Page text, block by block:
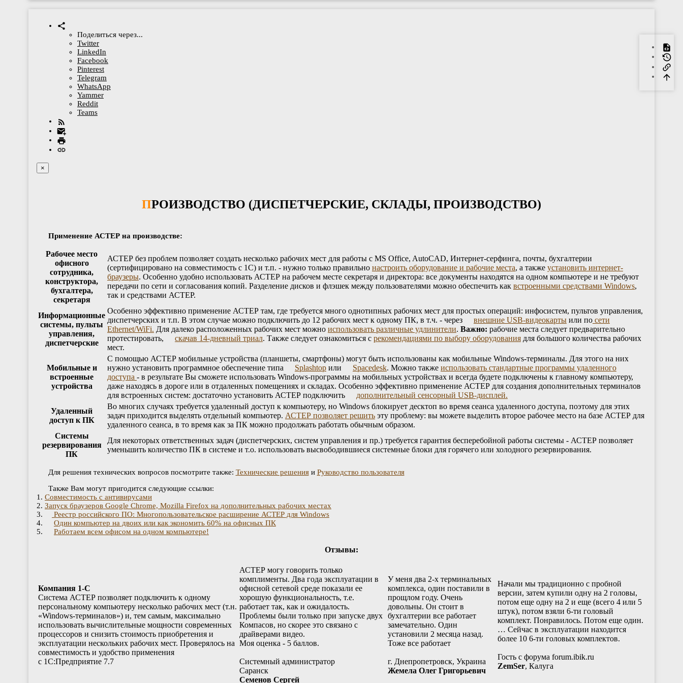
Поделиться через...
Twitter
LinkedIn
Facebook
Pinterest
Telegram
WhatsApp
Yammer
Reddit
Teams
×
ПРОИЗВОДСТВО (ДИСПЕТЧЕРСКИЕ, СКЛАДЫ, ПРОИЗВОДСТВО)
Применение АСТЕР на производстве:
Рабочее место
офисного
сотрудника,
конструктора,
бухгалтера,
секретаря
АСТЕР без проблем позволяет создать несколько рабочих мест для работы с MS Office, AutoCAD, Интернет-серфинга, почты, бухгалтерии
(сертифицировано на совместимость с 1С) и т.п. - нужно только правильно настроить оборудование и рабочие места, а также установить интернет-
браузеры. Особенно удобно использовать АСТЕР на рабочем месте секретаря и директора: все документы находятся на одном компьютере и не требуют
передачи по сети и согласования копий. Разделение дисков и флэшек между пользователями можно обеспечить как встроенными средствами Windows,
так и средствами АСТЕР​​​​​​​.
Информационные
системы, пульты
управления,
диспетчерские
Особенно эффективно применение АСТЕР​​​​​​​ там, где требуется много однотипных рабочих мест для простых операций: инфосистем, пультов управления,
диспетчерских и т.п. В этом случае можно подключить до 12 рабочих мест к одному ПК, в т.ч. - через
внешние USB-видеокарты или по сети
Ethernet/WiFi. Для далеко расположенных рабочих мест можно использовать различные удлинители. Важно: рабочие места следует предварительно
протестировать,
скачав 14-дневный триал. Также следует ознакомиться с рекомендациями по выбору оборудования для большого количества рабочих
мест.
Мобильные и
встроенные
устройства
С помощью АСТЕР​​​​​​​ мобильные устройства (планшеты, смартфоны) могут быть использованы как мобильные Windows-терминалы. Для этого на них
нужно установить программное обеспечение типа
Splashtop или Spacedesk. Можно также использовать стандартные программы удаленного
доступа - в результате Вы сможете использовать Windows-программы на мобильных устройствах и всегда будете подключены к главному компьютеру,
даже находясь в дороге или в отдаленных помещениях и складах. Особенно эффективно применение АСТЕР для создания дополнительных терминалов
для встроенных систем: достаточно установить АСТЕР​​​​​​​ подключить
дополнительный сенсорный USB-дисплей.
Удаленный
доступ к ПК
Во многих случаях требуется удаленный доступ к компьютеру, но Windows блокирует десктоп во время сеанса удаленного доступа, поэтому для этих
задач приходится выделять отдельный компьютер. АСТЕР позволяет решить эту проблему: вы можете выделить второе рабочее место на базе АСТЕР для
удаленного сеанса, в то время как за ПК можно продолжать работать обычным образом.
Системы
резервирования
ПК
Для некоторых ответственных задач (диспетчерских, систем управления и пр.) требуется гарантия бесперебойной работы системы - АСТЕР позволяет
уменьшить количество ПК в системе и т.о. использовать высвободившиеся системные блоки для горячего или холодного резервирования.
Для решения технических вопросов посмотрите также: Технические решенияи Руководство пользователя
Также Вам могут пригодится следующие ссылки:
1. Совместимость с антивирусами
2. Запуск браузеров Google Chrome, Mozilla Firefox на дополнительных рабочих местах
3.
Реестр российского ПО: Многопользовательское расширение АСТЕР для Windows
4.
Один компьютер на двоих или как экономить 60% на офисных ПК
5.
Работаем всем офисом на одном компьютере!
Отзывы:
Компания 1-С
Cистема АСТЕР позволяет подключить к одному
персональному компьютеру несколько рабочих мест (т.н.
«Windows-терминалов») и, тем самым, максимально
использовать вычислительные мощности современных
процессоров и снизить стоимость приобретения и
эксплуатации нескольких рабочих мест. Проверялось на
совместимость и удобство применения
с 1С:Предприятие 7.7
АСТЕР​​​​​​​ могу говорить только
комплименты. Два года эксплуатации в
офисной сетевой среде показали ее
хорошую функциональность, т.е.
работает так, как и ожидалость.
Проблемы были только при запуске двух
Компасов, но скорее это связано с
драйверами видео.
Моя оценка - 5 баллов.
Системный администратор
Саранск
Семенов Сергей
У меня два 2-х терминальных
комплекса, один поставили в
прощлом году. Очень
довольны. Он стоит в
бухгалтерии все работает
замечательно. Один
установили 2 месяца назад.
Тоже все работает
г. Днепропетровск, Украина
Жемела Олег Григорьевич
Начали мы традиционно с пробной
версии, затем купили одну на 2 головы,
потом еще одну на 2 и еще (всего 4 или 5
штук), потом взяли 6-ти головый
комплект. Понравилось. Потом еще один.
… Сейчас в эксплуатации находится
более 10 6-ти головых комплектов.
Гость с форума forum.ibik.ru
ZemSer, Калуга